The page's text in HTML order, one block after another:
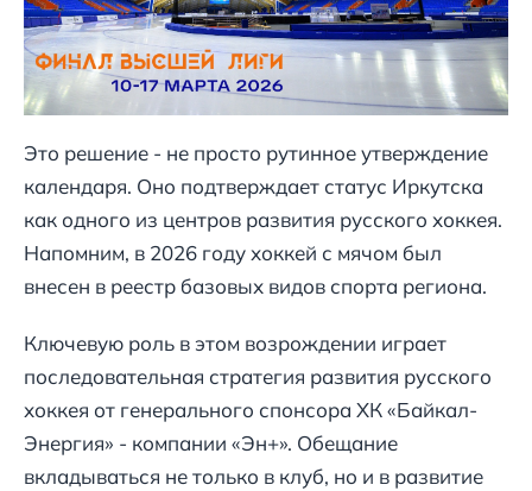
Это решение - не просто рутинное утверждение
календаря. Оно подтверждает статус Иркутска
как одного из центров развития русского хоккея.
Напомним, в 2026 году хоккей с мячом был
внесен в реестр базовых видов спорта региона.
Ключевую роль в этом возрождении играет
последовательная стратегия развития русского
хоккея от генерального спонсора ХК «Байкал-
Энергия» - компании «Эн+». Обещание
вкладываться не только в клуб, но и в развитие